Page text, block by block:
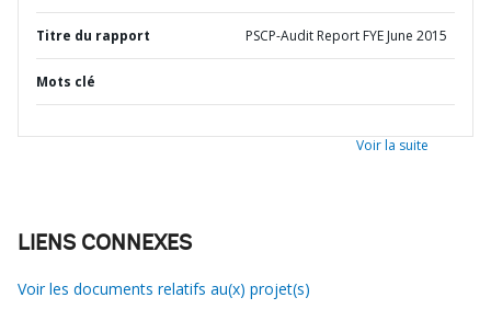
Titre du rapport PSCP-Audit Report FYE June 2015
Mots clé
Voir la suite
LIENS CONNEXES
Voir les documents relatifs au(x) projet(s)